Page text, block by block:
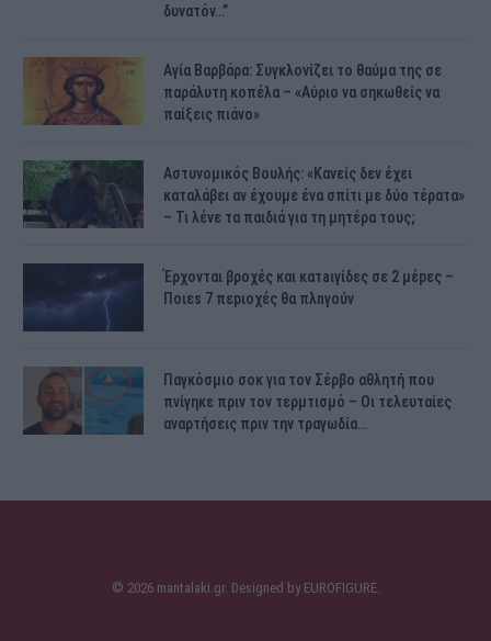
δυνατόν…”
Αγία Βαρβάρα: Συγκλονίζει το θαύμα της σε
παράλυτη κοπέλα – «Αύριο να σηκωθείς να
παίξεις πιάνο»
Αστυνομικός Bουλής: «Κανείς δεν έχει
καταλάβει αν έχουμε ένα σπίτι με δύο τέρατα»
– Τι λένε τα παιδιά για τη μητέρα τους;
Έρχονται βροχές και κατaιγίδες σε 2 μέpες –
Ποιεs 7 πεpιοχές θα πλnγούν
Παγκόσμιο σοκ για τον Σέρβο αθλητή που
πνίγηκε πριν τον τερμτισμό – Οι τελευταίες
αναρτήσεις πριν την τραγωδία…
© 2026 mantalaki.gr. Designed by EUROFIGURE.